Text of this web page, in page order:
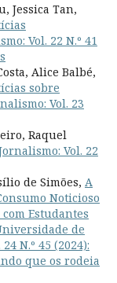
Jessica Tan,
Vol. 22 N.º 41
Alice Balbé,
sobre
Vol. 23
Raquel
Vol. 22
de Simões, A
Noticioso
Estudantes
de
N.º 45 (2024):
que os rodeia